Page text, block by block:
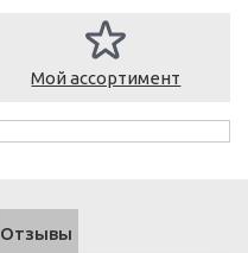
Мой ассортимент
Отзывы